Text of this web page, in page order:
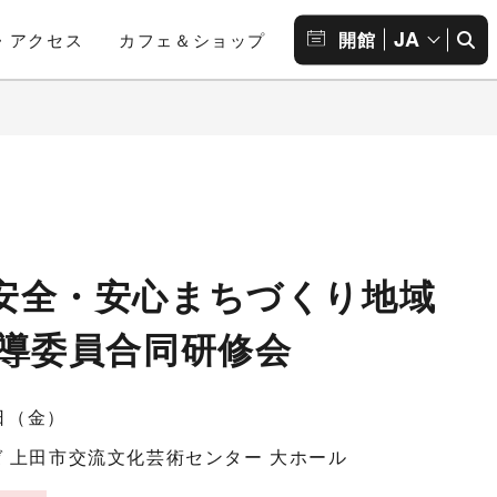
アクセス カフェ＆ショップ 開館 JA
全・安心まちづくり地域
委員合同研修会
金）
上田市交流文化芸術センター 大ホール